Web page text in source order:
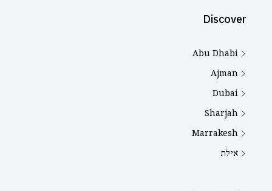
Discover
Abu Dhabi
Ajman
Dubai
Sharjah
Marrakesh
אילת